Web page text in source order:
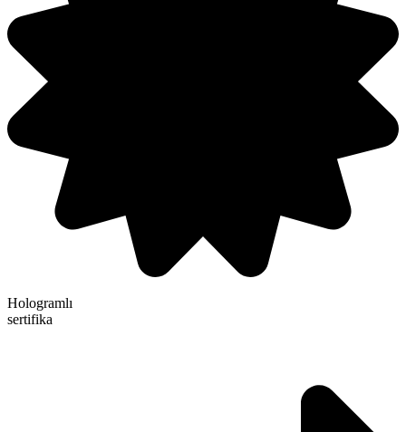
Hologramlı
sertifika